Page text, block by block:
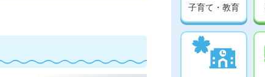
子育て・教育